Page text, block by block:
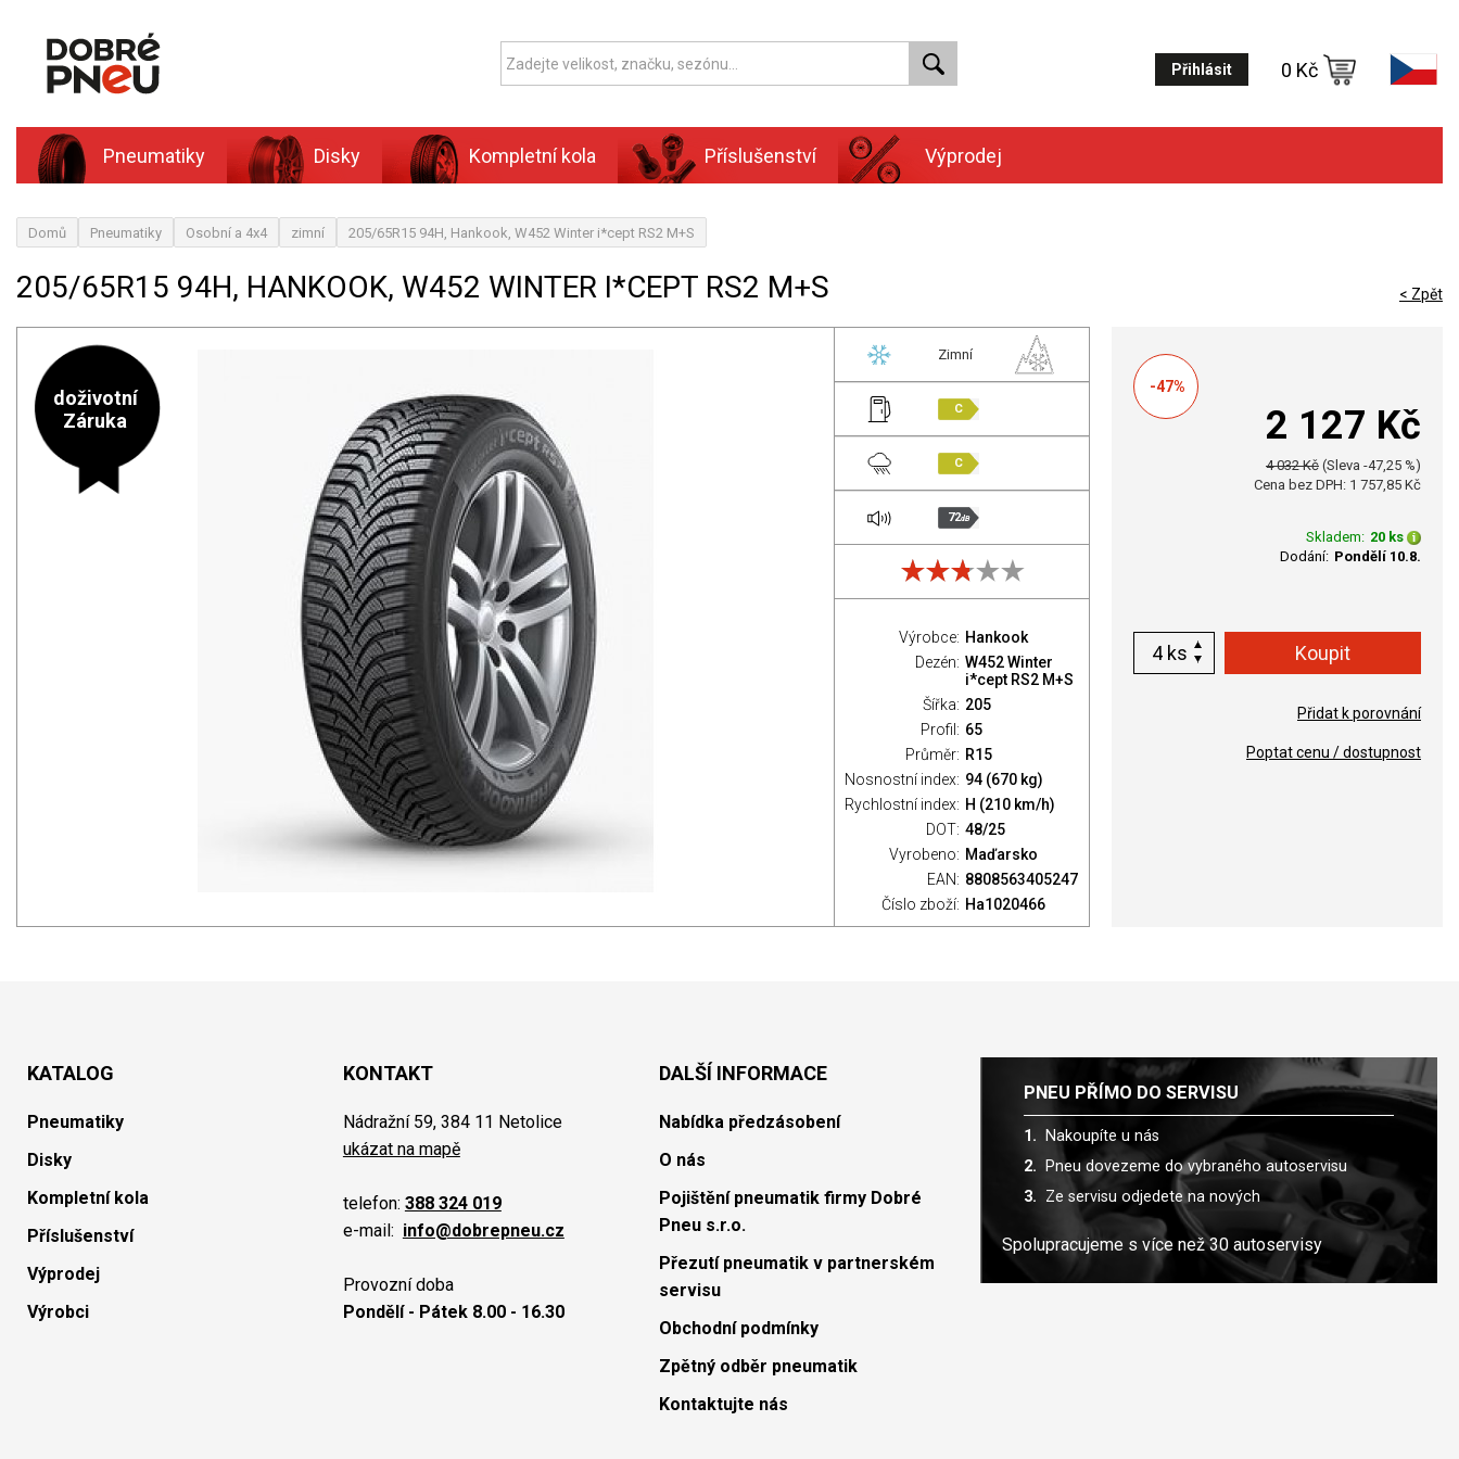
Přihlásit 0 Kč
Pneumatiky Disky Kompletní kola Příslušenství Výprodej
Domů Pneumatiky Osobní a 4x4 zimní 205/65R15 94H, Hankook, W452 Winter i*cept RS2 M+S
205/65R15 94H, HANKOOK, W452 WINTER I*CEPT RS2 M+S < Zpět
doživotní
Záruka
Zimní
C
C
72dB
Výrobce: Hankook
Dezén: W452 Winter
i*cept RS2 M+S
Šířka: 205
Profil: 65
Průměr: R15
Nosnostní index: 94 (670 kg)
Rychlostní index: H (210 km/h)
DOT: 48/25
Vyrobeno: Maďarsko
EAN: 8808563405247
Číslo zboží: Ha1020466
-47%
2 127 Kč
4 032 Kč (Sleva -47,25 %)
Cena bez DPH: 1 757,85 Kč
Skladem: 20 ks
Dodání: Pondělí 10.8.
ks
Přidat k porovnání
Poptat cenu / dostupnost
KATALOG
Pneumatiky
Disky
Kompletní kola
Příslušenství
Výprodej
Výrobci
KONTAKT
Nádražní 59, 384 11 Netolice
ukázat na mapě
telefon: 388 324 019
e-mail: info@dobrepneu.cz
Provozní doba
Pondělí - Pátek 8.00 - 16.30
DALŠÍ INFORMACE
Nabídka předzásobení
O nás
Pojištění pneumatik firmy Dobré
Pneu s.r.o.
Přezutí pneumatik v partnerském
servisu
Obchodní podmínky
Zpětný odběr pneumatik
Kontaktujte nás
PNEU PŘÍMO DO SERVISU
Nakoupíte u nás
Pneu dovezeme do vybraného autoservisu
Ze servisu odjedete na nových
Spolupracujeme s více než 30 autoservisy